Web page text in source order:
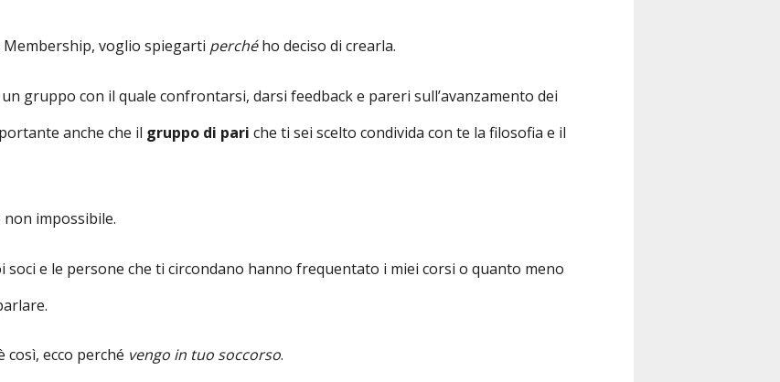
voglio spiegarti perchého deciso di crearla.
gruppo con il quale confrontarsi, darsi feedback e pareri sull’avanzamento dei
anche che il gruppo di pari che ti sei scelto condivida con te la filosofia e il
impossibile.
e le persone che ti circondano hanno frequentato i miei corsi o quanto meno
ecco perché vengo in tuo soccorso.